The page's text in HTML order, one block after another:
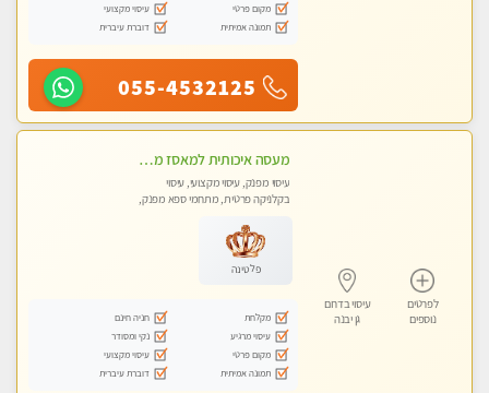
מקום פרטי
עיסוי מקצועי
תמונה אמיתית
דוברת עיברית
055-4532125
לפרטים
נוספים
עיסוי בדרום
גן יבנה
מעסה איכותית למאסז מקצועי ומפנק לכל שרירי הגוף באשדוד
עיסוי מפנק, עיסוי מקצועי, עיסוי
בקלניקה פרטית, מתחמי ספא מפנק,
פלטינה
מקלחת
חניה חינם
עיסוי מרגיע
נקי ומסודר
מקום פרטי
עיסוי מקצועי
תמונה אמיתית
דוברת עיברית